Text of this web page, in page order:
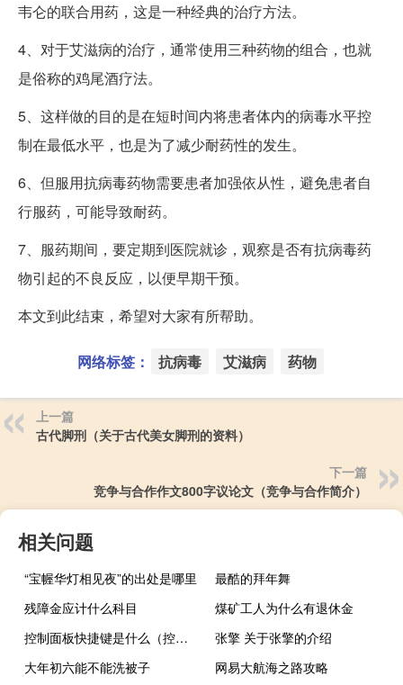
韦仑的联合用药，这是一种经典的治疗方法。
4、对于艾滋病的治疗，通常使用三种药物的组合，也就
是俗称的鸡尾酒疗法。
5、这样做的目的是在短时间内将患者体内的病毒水平控
制在最低水平，也是为了减少耐药性的发生。
6、但服用抗病毒药物需要患者加强依从性，避免患者自
行服药，可能导致耐药。
7、服药期间，要定期到医院就诊，观察是否有抗病毒药
物引起的不良反应，以便早期干预。
本文到此结束，希望对大家有所帮助。
网络标签： 抗病毒 艾滋病 药物
上一篇
古代脚刑（关于古代美女脚刑的资料）
下一篇
竞争与合作作文800字议论文（竞争与合作简介）
相关问题
“宝幄华灯相见夜”的出处是哪里
最酷的拜年舞
残障金应计什么科目
煤矿工人为什么有退休金
控制面板快捷键是什么（控制面板快捷键是什么）
张擎 关于张擎的介绍
大年初六能不能洗被子
网易大航海之路攻略